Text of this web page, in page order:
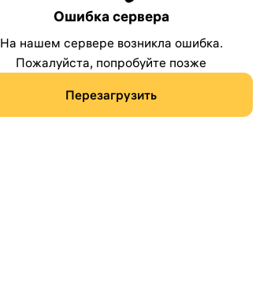
Ошибка сервера
На нашем сервере возникла ошибка.
Пожалуйста, попробуйте позже
Перезагрузить